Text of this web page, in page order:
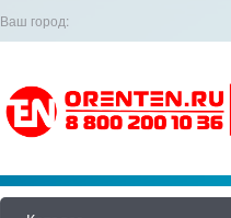
Ваш город: